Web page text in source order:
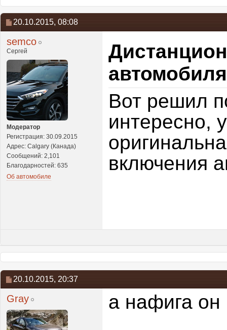
20.10.2015, 08:08
semco
Сергей
Модератор
Регистрация: 30.09.2015
Адрес: Calgary (Канада)
Сообщений: 2,101
Благодарностей: 635
Об автомобиле
Вот решил
интересно,
включения
20.10.2015, 20:37
Gray а нафига он